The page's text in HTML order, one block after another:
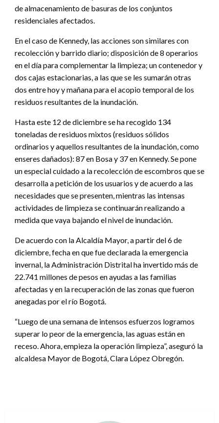
de almacenamiento de basuras de los conjuntos
residenciales afectados.
En el caso de Kennedy, las acciones son similares con
recolección y barrido diario; disposición de 8 operarios
en el día para complementar la limpieza; un contenedor y
dos cajas estacionarias, a las que se les sumarán otras
dos entre hoy y mañana para el acopio temporal de los
residuos resultantes de la inundación.
Hasta este 12 de diciembre se ha recogido 134
toneladas de residuos mixtos (residuos sólidos
ordinarios y aquellos resultantes de la inundación, como
enseres dañados): 87 en Bosa y 37 en Kennedy. Se pone
un especial cuidado a la recolección de escombros que se
desarrolla a petición de los usuarios y de acuerdo a las
necesidades que se presenten, mientras las intensas
actividades de limpieza se continuarán realizando a
medida que vaya bajando el nivel de inundación.
De acuerdo con la Alcaldía Mayor, a partir del 6 de
diciembre, fecha en que fue declarada la emergencia
invernal, la Administración Distrital ha invertido más de
22.741 millones de pesos en ayudas a las familias
afectadas y en la recuperación de las zonas que fueron
anegadas por el río Bogotá.
“Luego de una semana de intensos esfuerzos logramos
superar lo peor de la emergencia, las aguas están en
receso. Ahora, empieza la operación limpieza”, aseguró la
alcaldesa Mayor de Bogotá, Clara López Obregón.